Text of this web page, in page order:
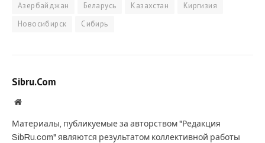
Азербайджан Беларусь Казахстан
Киргизия
Новосибирск
Сибирь
Sibru.Com
Website
Материалы, публикуемые за авторством "Редакция
SibRu.com" являются результатом коллективной работы